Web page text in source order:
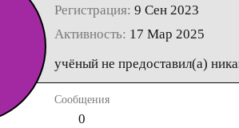
Регистрация 9 Сен 2023
Активность 17 Мар 2025
учёный не предоставил(а)
Сообщения
0